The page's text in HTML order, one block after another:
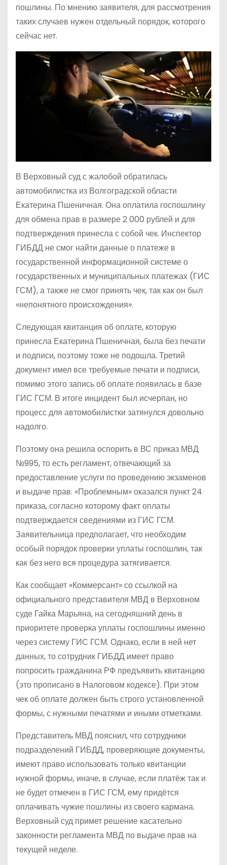
пошлины. По мнению заявителя, для рассмотрения
таких случаев нужен отдельный порядок, которого
сейчас нет.
В Верховный суд с жалобой обратилась
автомобилистка из Волгоградской области
Екатерина Пшеничная. Она оплатила госпошлину
для обмена прав в размере 2 000 рублей и для
подтверждения принесла с собой чек. Инспектор
ГИБДД не смог найти данные о платеже в
государственной информационной системе о
государственных и муниципальных платежах (ГИС
ГСМ), а также не смог принять чек, так как он был
«непонятного происхождения».
Следующая квитанция об оплате, которую
принесла Екатерина Пшеничная, была без печати
и подписи, поэтому тоже не подошла. Третий
документ имел все требуемые печати и подписи,
помимо этого запись об оплате появилась в базе
ГИС ГСМ. В итоге инцидент был исчерпан, но
процесс для автомобилистки затянулся довольно
надолго.
Поэтому она решила оспорить в ВС приказ МВД
№995, то есть регламент, отвечающий за
предоставление услуги по проведению экзаменов
и выдаче прав. «Проблемным» оказался пункт 24
приказа, согласно которому факт оплаты
подтверждается сведениями из ГИС ГСМ.
Заявительница предполагает, что необходим
особый порядок проверки уплаты госпошлин, так
как без него вся процедура затягивается.
Как сообщает «Коммерсант» со ссылкой на
официального представителя МВД в Верховном
суде Гайка Марьяна, на сегодняшний день в
приоритете проверка уплаты госпошлины именно
через систему ГИС ГСМ. Однако, если в ней нет
данных, то сотрудник ГИБДД имеет право
попросить гражданина РФ предъявить квитанцию
(это прописано в Налоговом кодексе). При этом
чек об оплате должен быть строго установленной
формы, с нужными печатями и иными отметками.
Представитель МВД пояснил, что сотрудники
подразделений ГИБДД, проверяющие документы,
имеют право использовать только квитанции
нужной формы, иначе, в случае, если платёж так и
не будет отмечен в ГИС ГСМ, ему придётся
оплачивать чужие пошлины из своего кармана.
Верховный суд примет решение касательно
законности регламента МВД по выдаче прав на
текущей неделе.